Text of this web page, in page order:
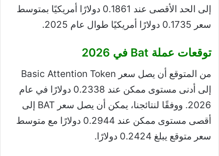
إلى الحد الأقصى عند 0.1861 دولارًا أمريكيًا بمتوسط ​​
سعر 0.1735 دولارًا أمريكيًا طوال عام 2025.
توقعات عملة Bat في 2026
من المتوقع أن يصل سعر Basic Attention Token
إلى أدنى مستوى ممكن عند 0.2338 دولارًا في عام
2026. ووفقًا لنتائجنا، يمكن أن يصل سعر BAT إلى
أقصى مستوى ممكن عند 0.2944 دولارًا مع متوسط ​​
سعر متوقع يبلغ 0.2424 دولارًا.